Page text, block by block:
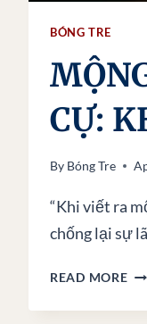
BÓNG TRE
CỰ:
By Bóng Tre
“Khi viết ra
chống lại sự
READ MORE